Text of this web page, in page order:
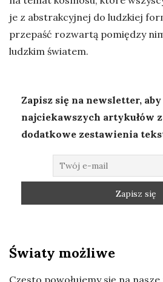
je z abstrakcyjnej do ludzkiej
przepaść rozwartą pomiędzy
ludzkim światem.
Zapisz się na newsletter,
najciekawszych artykułów
dodatkowe zestawienia
Światy możliwe